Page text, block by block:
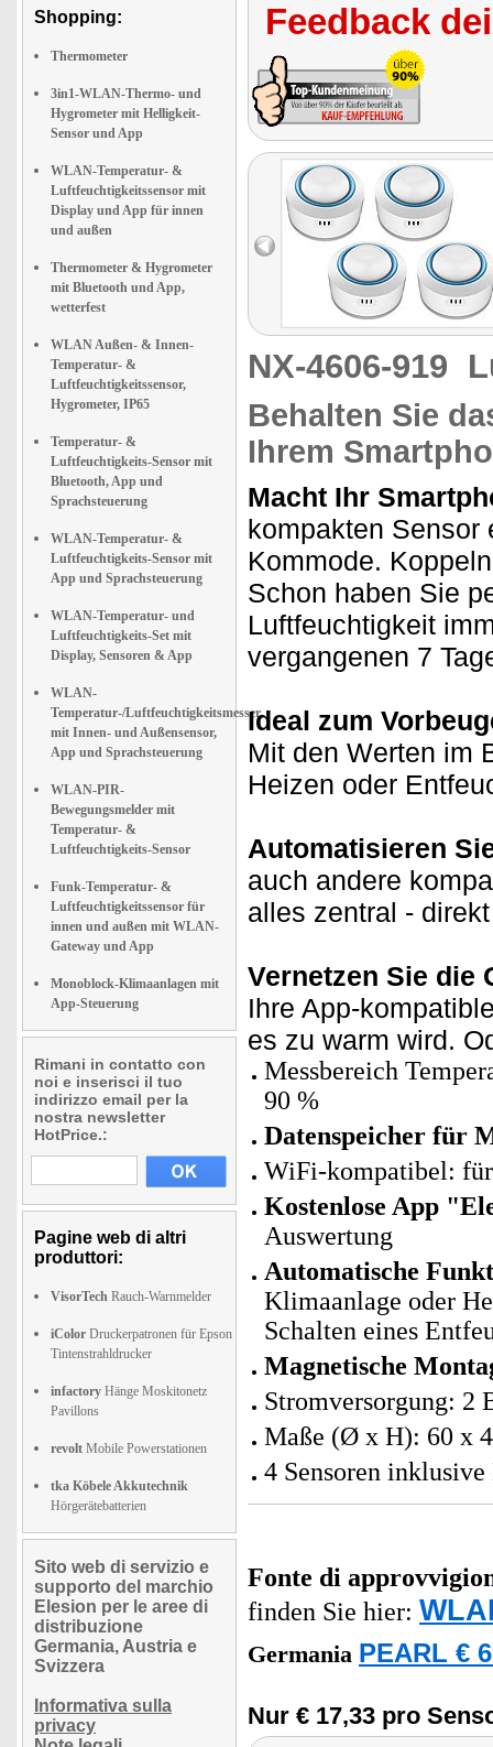
Shopping:
Thermometer
3in1-WLAN-Thermo- und
Hygrometer mit Helligkeit-
Sensor und App
WLAN-Temperatur- &
Luftfeuchtigkeitssensor mit
Display und App für innen
und außen
Thermometer & Hygrometer
mit Bluetooth und App,
wetterfest
WLAN Außen- & Innen-
Temperatur- &
Luftfeuchtigkeitssensor,
Hygrometer, IP65
Temperatur- &
Luftfeuchtigkeits-Sensor mit
Bluetooth, App und
Sprachsteuerung
WLAN-Temperatur- &
Luftfeuchtigkeits-Sensor mit
App und Sprachsteuerung
WLAN-Temperatur- und
Luftfeuchtigkeits-Set mit
Display, Sensoren & App
WLAN-
Temperatur-/Luftfeuchtigkeitsmesser
mit Innen- und Außensensor,
App und Sprachsteuerung
WLAN-PIR-
Bewegungsmelder mit
Temperatur- &
Luftfeuchtigkeits-Sensor
Funk-Temperatur- &
Luftfeuchtigkeitssensor für
innen und außen mit WLAN-
Gateway und App
Monoblock-Klimaanlagen mit
App-Steuerung
Rimani in contatto con
noi e inserisci il tuo
indirizzo email per la
nostra newsletter
HotPrice.:
Pagine web di altri
produttori:
VisorTech Rauch-Warnmelder
iColor Druckerpatronen für Epson
Tintenstrahldrucker
infactory Hänge Moskitonetz
Pavillons
revolt Mobile Powerstationen
tka Köbele Akkutechnik
Hörgerätebatterien
Sito web di servizio e
supporto del marchio
Elesion per le aree di
distribuzione
Germania, Austria e
Svizzera
Informativa sulla
privacy
Feedback
NX-4606-919
Behalten Sie
Ihrem
Macht Ihr
kompakten Sensor
Kommode.
Schon haben Sie
Luftfeuchtigkeit
vergangenen 7
Ideal zum
Mit den Werten im
Heizen oder
Automatisieren
auch andere
alles zentral -
Vernetzen Sie die
Ihre App-
es zu warm wird.
Messbereich
90 %
Datenspeicher für
WiFi-kompatibel:
Kostenlose App
Auswertung
Automatische
Klimaanlage oder
Schalten eines
Magnetische
Stromversorgung: 2
Maße (Ø x H): 60 x
4 Sensoren
Fonte di
finden Sie hier:
Germania PEARL €
Nur € 17,33 pro